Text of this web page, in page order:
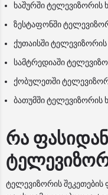
ხაშურში ტელევიზორის
ზესტაფონში
ქუთაისში
სამტრედიაში
ქობულეთში
ბათუმში ტელევიზორის
რა ფასიდან
ტელევიზორის შეკეთების